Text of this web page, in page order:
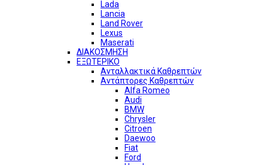
Lada
Lancia
Land Rover
Lexus
Maserati
ΔΙΑΚΟΣΜΗΣΗ
ΕΞΩΤΕΡΙΚΟ
Ανταλλακτικά Καθρεπτών
Αντάπτορες Καθρεπτών
Alfa Romeo
Audi
BMW
Chrysler
Citroen
Daewoo
Fiat
Ford